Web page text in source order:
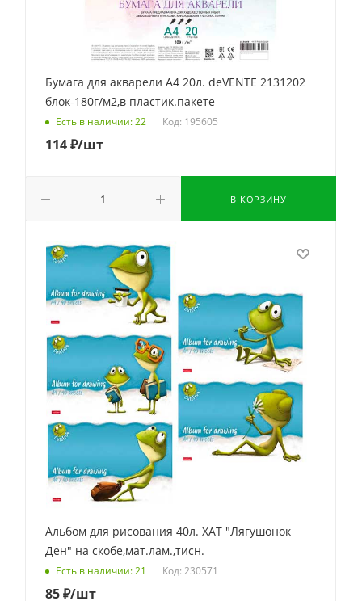
Бумага для акварели А4 20л. deVENTE 2131202
блок-180г/м2,в пластик.пакете
Есть в наличии: 22 Код: 195605
114₽/шт
В КОРЗИНУ
Альбом для рисования 40л. ХАТ "Лягушонок
Ден" на скобе,мат.лам.,тисн.
Есть в наличии: 21 Код: 230571
85₽/шт